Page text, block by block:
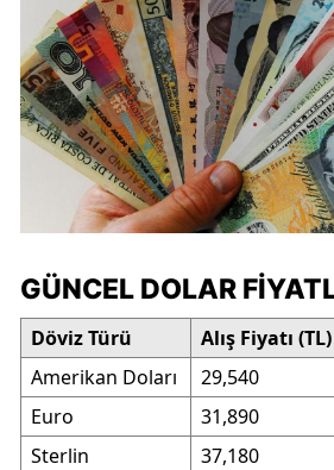
GÜNCEL DOLAR
Döviz Türü Alış Fiyatı (TL)
Amerikan Doları
29,540
Euro
31,890
Sterlin
37,180